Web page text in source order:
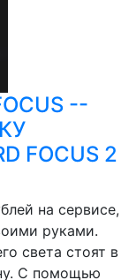
--
FOCUS 2
на сервисе,
руками.
света стоят в
С помощью